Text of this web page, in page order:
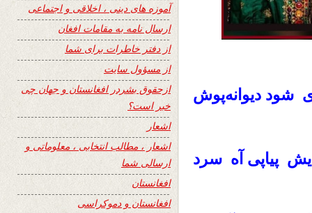
شود دیوانه‌پوش
پیاپی آه‌ سرد
آموزه های دینی ، اخلاقی و اجتماعی
ارسال نامه به مقامات افغان
از دفتر خاطرات برای شما
از مسؤول سایت
ازحقوق بشردر افغانستان و جهان چی
خبر است؟
اشعار
اشعار ، مطالب انتخابی ، معلوماتی و
ارسالی شما
افغانستان
افغانستان و دموکراسی